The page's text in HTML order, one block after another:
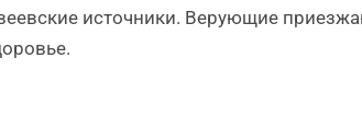
источники. Верующие